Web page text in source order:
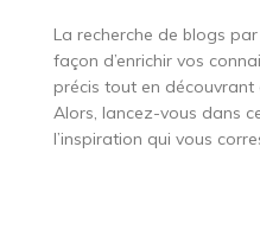
La recherche de blogs
façon d’enrichir vos
précis tout en découvrant
Alors, lancez-vous dans
l’inspiration qui vous